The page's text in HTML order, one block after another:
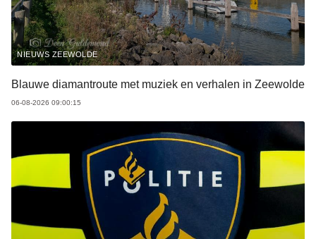
NIEUWS ZEEWOLDE
Blauwe diamantroute met muziek en verhalen in Zeewolde
06-08-2026 09:00:15